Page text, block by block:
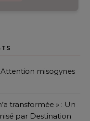
Attention misogynes
transformée » : Un
par Destination